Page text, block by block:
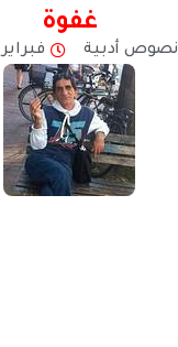
غفوة
نصوص أدبية فبراير 13, 2022